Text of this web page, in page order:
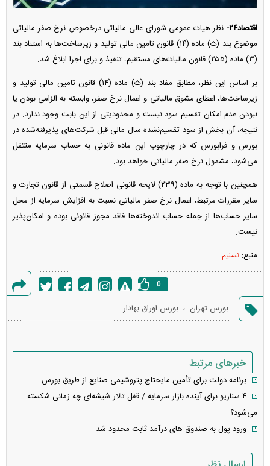
اقتصاد۲۴-
نظر هیات عمومی شورای عالی مالیاتی درخصوص نرخ صفر مالیاتی
موضوع بند (ث) ماده (۱۴) قانون تامین مالی تولید و زیرساخت‌ها به استناد بند
(۳) ماده (۲۵۵) قانون مالیات‌های مستقیم، تنفیذ و برای اجرا ابلاغ شد.
بر اساس این نظر، مطابق مفاد بند (ث) ماده (۱۴) قانون تامین مالی تولید و
زیرساخت‌ها، اعطای مشوق مالیاتی و اعمال نرخ صفر، وابسته به الزامی بودن یا
نبودن عدم امکان تقسیم سود نیست و محدودیتی از این بابت وجود ندارد. در
نتیجه، آن بخش از سود تقسیم‌نشده سال مالی قبل شرکت‌های پذیرفته‌شده در
بورس و فرابورس که در چارچوب این ماده قانونی به حساب سرمایه منتقل
می‌شود، مشمول نرخ صفر مالیاتی خواهد بود.
همچنین با توجه به ماده (۲۳۹) لایحه قانونی اصلاح قسمتی از قانون تجارت و
سایر مقررات مرتبط، اعمال نرخ صفر مالیاتی نسبت به افزایش سرمایه از محل
سایر حساب‌ها از جمله حساب اندوخته‌ها فاقد مجوز قانونی بوده و امکان‌پذیر
نیست.
منبع: تسنیم
گزارش
خطا
0
بورس تهران ، بورس اوراق بهادار
خبرهای مرتبط
برنامه دولت برای تأمین مایحتاج پتروشیمی صنایع از طریق بورس
۴ سناریو برای آینده بازار سرمایه / قفل تالار شیشه‌ای چه زمانی شکسته
می‌شود؟
ورود پول به صندوق های درآمد ثابت محدود شد